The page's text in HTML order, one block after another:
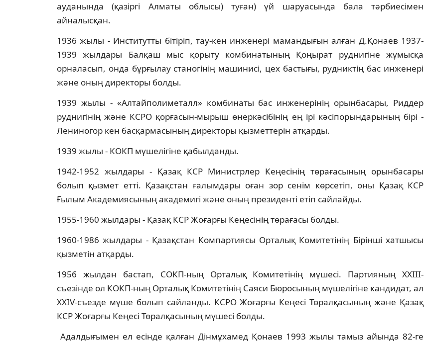
ауданында (қазіргі Алматы облысы) туған) үй шаруасында бала тәрбиесімен
айналысқан.
1936 жылы - Институтты бітіріп, тау-кен инженері мамандығын алған Д.Қонаев 1937-
1939 жылдары Балқаш мыс қорыту комбинатының Қоңырат руднигіне жұмысқа
орналасып, онда бұрғылау станогінің машинисі, цех бастығы, рудниктің бас инженері
және оның директоры болды.
1939 жылы - «Алтайполиметалл» комбинаты бас инженерінің орынбасары, Риддер
руднигінің және КСРО қорғасын-мырыш өнеркәсібінің ең ірі кәсіпорындарының бірі -
Лениногор кен басқармасының директоры қызметтерін атқарды.
1939 жылы - КОКП мүшелігіне қабылданды.
1942-1952 жылдары - Қазақ КСР Министрлер Кеңесінің төрағасының орынбасары
болып қызмет етті. Қазақстан ғалымдары оған зор сенім көрсетіп, оны Қазақ КСР
Ғылым Академиясының академигі және оның президенті етіп сайлайды.
1955-1960 жылдары - Қазақ КСР Жоғарғы Кеңесінің төрағасы болды.
1960-1986 жылдары - Қазақстан Компартиясы Орталық Комитетінің Бірінші хатшысы
қызметін атқарды.
1956 жылдан бастап, СОКП-ның Орталық Комитетінің мүшесі. Партияның XXIII-
съезінде ол КОКП-ның Орталық Комитетінің Саяси Бюросының мүшелігіне кандидат, ал
XXIV-съезде мүше болып сайланды. КСРО Жоғарғы Кеңесі Төралқасының және Қазақ
КСР Жоғарғы Кеңесі Төралқасының мүшесі болды.
Адалдығымен ел есінде қалған Дінмұхамед Қонаев 1993 жылы тамыз айында 82-ге